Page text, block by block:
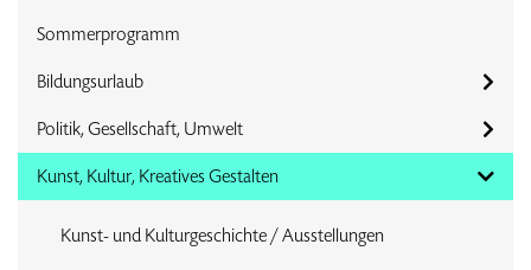
Sommerprogramm
Bildungsurlaub
Politik, Gesellschaft, Umwelt
Kunst, Kultur, Kreatives Gestalten
Kunst- und Kulturgeschichte / Ausstellungen